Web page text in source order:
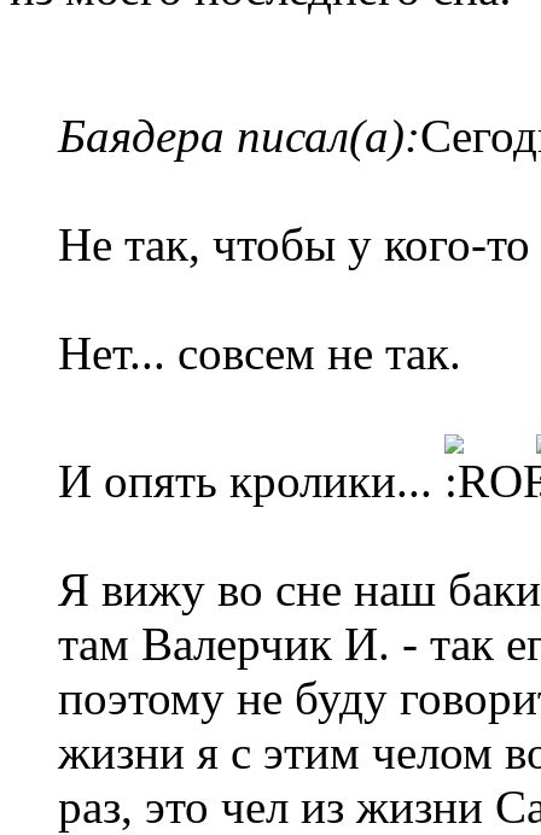
Баядера писал(а):
Не так, чтобы у кого-
Нет... совсем не так.
И опять кролики...
Я вижу во сне наш
там Валерчик И. - так
поэтому не буду
жизни я с этим челом
раз, это чел из жизни